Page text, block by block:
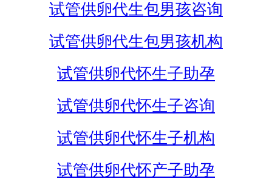
试管供卵代生包男孩咨询
试管供卵代生包男孩机构
试管供卵代怀生子助孕
试管供卵代怀生子咨询
试管供卵代怀生子机构
试管供卵代怀产子助孕